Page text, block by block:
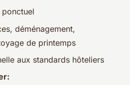
déménagement,
de printemps
aux standards hôteliers